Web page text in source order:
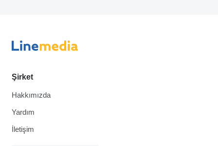
Şirket
Hakkımızda
Yardım
İletişim